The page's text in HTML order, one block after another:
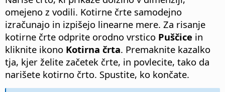
omejeno z vodili. Kotirne črte samodejno
izračunajo in izpišejo linearne mere. Za risanje
kotirne črte odprite orodno vrstico Puščice in
kliknite ikono Kotirna črta. Premaknite kazalko
tja, kjer želite začetek črte, in povlecite, tako da
narišete kotirno črto. Spustite, ko končate.